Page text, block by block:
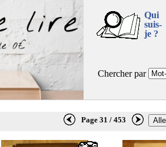
Qui
suis-
je ?
Chercher par
Page 31 / 453